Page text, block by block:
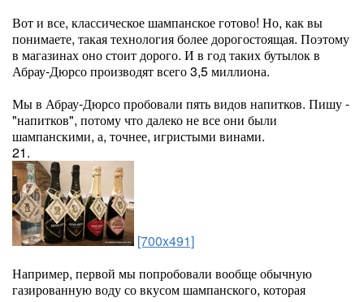
Вот и все, классическое шампанское готово! Но, как вы
понимаете, такая технология более дорогостоящая. Поэтому
в магазинах оно стоит дорого. И в год таких бутылок в
Абрау-Дюрсо производят всего 3,5 миллиона.
Мы в Абрау-Дюрсо пробовали пять видов напитков. Пишу -
"напитков", потому что далеко не все они были
шампанскими, а, точнее, игристыми винами.
21.
[700x491]
Например, первой мы попробовали вообще обычную
газированную воду со вкусом шампанского, которая